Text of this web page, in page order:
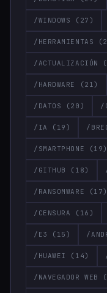
/WINDOWS (27)
/HERRAMIENTAS
/ACTUALIZACIÓN
/HARDWARE (21)
/DATOS (20) /
/IA (19) /
/SMARTPHONE (19)
/GITHUB (18)
/RANSOMWARE (17)
/CENSURA (16)
/E3 (15) /
/HUAWEI (14)
/NAVEGADOR WEB